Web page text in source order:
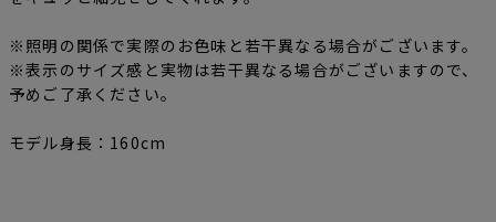
※照明の関係で実際のお色味と若干異なる場合がございます。
※表示のサイズ感と実物は若干異なる場合がございますので、
予めご了承ください。
モデル身長：160cm